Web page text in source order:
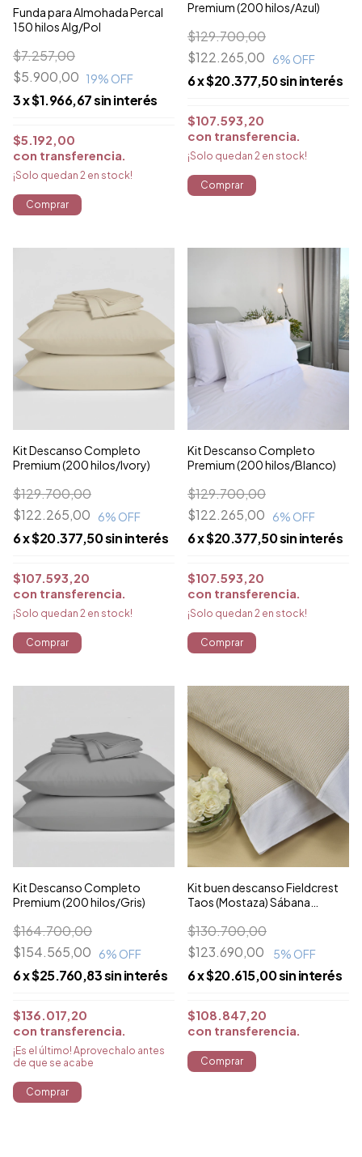
Funda para Almohada Percal
150 hilos Alg/Pol
$5.900,00
$7.257,00
19% OFF
3x$1.966,67sin interés
$5.192,00
con transferencia
¡Solo quedan 2 en stock!
Comprar
Premium (200 hilos/Azul)
$122.265,00
$129.700,00
6% OFF
6x$20.377,50sin interés
$107.593,20
con transferencia
¡Solo quedan 2 en stock!
Comprar
Kit Descanso Completo
Premium (200 hilos/Ivory)
$122.265,00
$129.700,00
6% OFF
6x$20.377,50sin interés
$107.593,20
con transferencia
¡Solo quedan 2 en stock!
Comprar
Kit Descanso Completo
Premium (200 hilos/Blanco)
$122.265,00
$129.700,00
6% OFF
6x$20.377,50sin interés
$107.593,20
con transferencia
¡Solo quedan 2 en stock!
Comprar
Kit Descanso Completo
Premium (200 hilos/Gris)
$154.565,00
$164.700,00
6% OFF
6x$25.760,83sin interés
$136.017,20
con transferencia
¡Es el último! Aprovechalo antes
de que se acabe
Comprar
Kit buen descanso Fieldcrest
Taos (Mostaza) Sábana
$123.690,00
$130.700,00
5% OFF
6x$20.615,00sin interés
$108.847,20
con transferencia
Comprar